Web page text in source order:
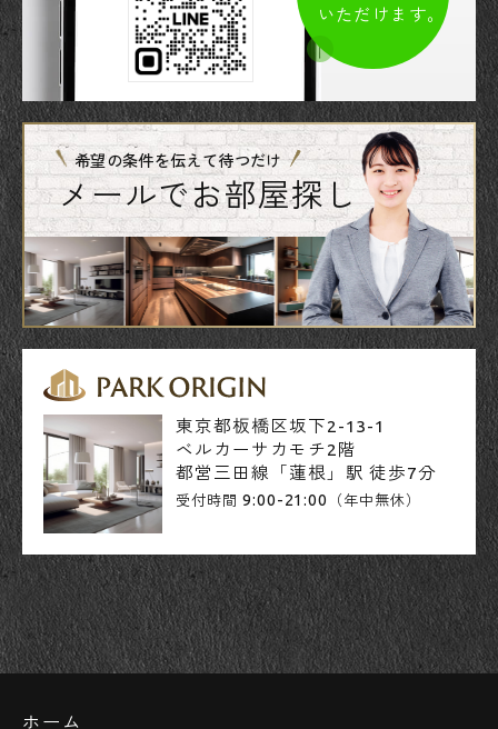
いただけます。
希望の条件を伝えて待つだけ
メールでお部屋探し
東京都板橋区坂下2-13-1
ベルカーサカモチ2階
都営三田線「蓮根」駅 徒歩7分
受付時間 9:00-21:00 （年中無休）
ホーム